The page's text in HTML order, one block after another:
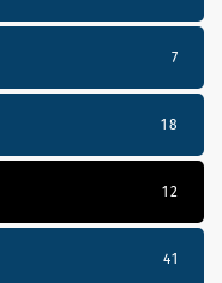
7
18
12
41